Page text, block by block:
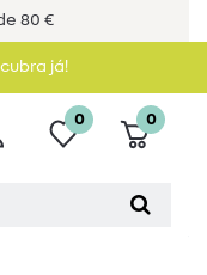
80 €
já!
0 0